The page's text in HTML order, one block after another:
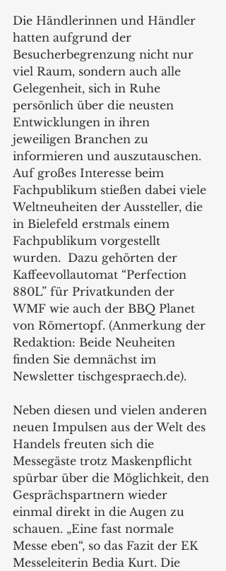
Die Händlerinnen und Händler
hatten aufgrund der
Besucherbegrenzung nicht nur
viel Raum, sondern auch alle
Gelegenheit, sich in Ruhe
persönlich über die neusten
Entwicklungen in ihren
jeweiligen Branchen zu
informieren und auszutauschen.
Auf großes Interesse beim
Fachpublikum stießen dabei viele
Weltneuheiten der Aussteller, die
in Bielefeld erstmals einem
Fachpublikum vorgestellt
wurden.  Dazu gehörten der
Kaffeevollautomat “Perfection
880L” für Privatkunden der
WMF wie auch der BBQ Planet
von Römertopf. (Anmerkung der
Redaktion: Beide Neuheiten
finden Sie demnächst im
Newsletter tischgespraech.de).
Neben diesen und vielen anderen
neuen Impulsen aus der Welt des
Handels freuten sich die
Messegäste trotz Maskenpflicht
spürbar über die Möglichkeit, den
Gesprächspartnern wieder
einmal direkt in die Augen zu
schauen. „Eine fast normale
Messe eben“, so das Fazit der EK
Messeleiterin Bedia Kurt. Die